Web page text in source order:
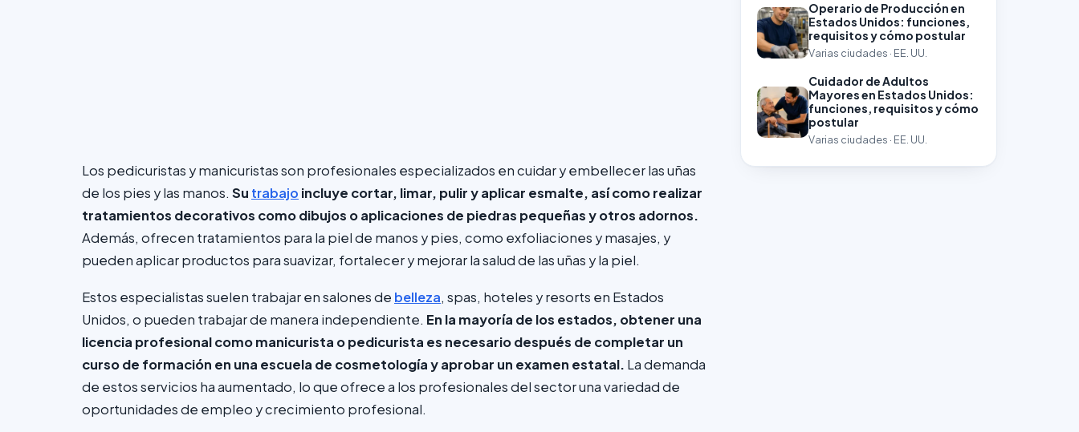
Los pedicuristas y manicuristas son profesionales especializados en cuidar y embellecer las uñas
de los pies y las manos. Su trabajo incluye cortar, limar, pulir y aplicar esmalte, así como realizar
tratamientos decorativos como dibujos o aplicaciones de piedras pequeñas y otros adornos.
Además, ofrecen tratamientos para la piel de manos y pies, como exfoliaciones y masajes, y
pueden aplicar productos para suavizar, fortalecer y mejorar la salud de las uñas y la piel.
Estos especialistas suelen trabajar en salones de belleza, spas, hoteles y resorts en Estados
Unidos, o pueden trabajar de manera independiente. En la mayoría de los estados, obtener una
licencia profesional como manicurista o pedicurista es necesario después de completar un
curso de formación en una escuela de cosmetología y aprobar un examen estatal. La demanda
de estos servicios ha aumentado, lo que ofrece a los profesionales del sector una variedad de
oportunidades de empleo y crecimiento profesional.
Operario de Producción en
Estados Unidos: funciones,
requisitos y cómo postular
Varias ciudades · EE. UU.
Cuidador de Adultos
Mayores en Estados Unidos:
funciones, requisitos y cómo
postular
Varias ciudades · EE. UU.